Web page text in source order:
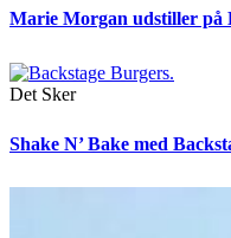
Marie Morgan udstiller
Det Sker
Shake N’ Bake med